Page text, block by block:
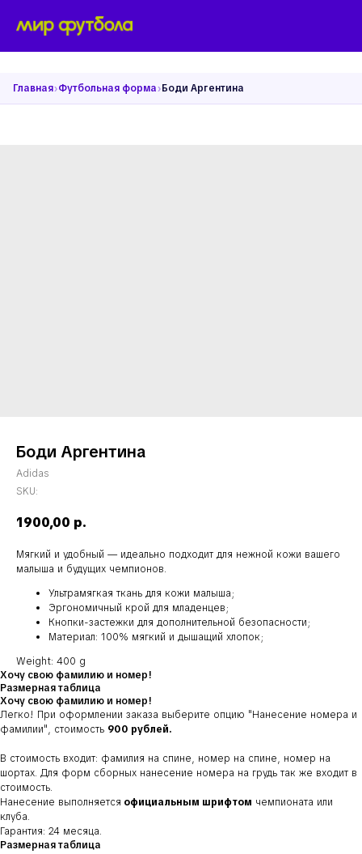
Главная›Футбольная форма›Боди Аргентина
Боди Аргентина
Adidas
SKU:
1900,00 р.
Мягкий и удобный — идеально подходит для нежной кожи вашего
малыша и будущих чемпионов.
Ультрамягкая ткань для кожи малыша;
Эргономичный крой для младенцев;
Кнопки-застежки для дополнительной безопасности;
Материал: 100% мягкий и дышащий хлопок;
Weight: 400 g
Хочу свою фамилию и номер!
Размерная таблица
Хочу свою фамилию и номер!
Легко! При оформлении заказа выберите опцию "Нанесение номера и
фамилии", стоимость 900 рублей.
В стоимость входит: фамилия на спине, номер на спине, номер на
шортах. Для форм сборных нанесение номера на грудь так же входит в
стоимость.
Нанесение выполняется официальным шрифтом чемпионата или
клуба.
Гарантия: 24 месяца.
Размерная таблица